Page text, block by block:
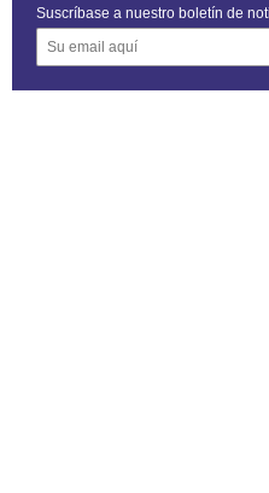
Suscríbase a nuestro boletín de